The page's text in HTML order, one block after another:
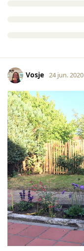
Vosje 24 jun. 2020